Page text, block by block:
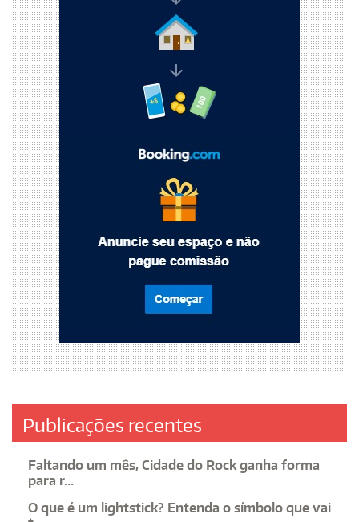
Publicações recentes
Faltando um mês, Cidade do Rock ganha forma
para r...
O que é um lightstick? Entenda o símbolo que vai